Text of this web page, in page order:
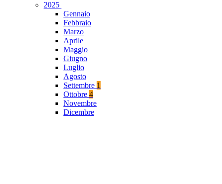
2025
Gennaio
Febbraio
Marzo
Aprile
Maggio
Giugno
Luglio
Agosto
Settembre 1
Ottobre 4
Novembre
Dicembre